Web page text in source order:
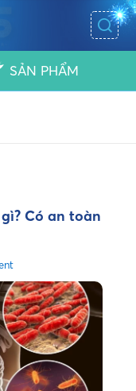
SẢN PHẨM
Có an toàn